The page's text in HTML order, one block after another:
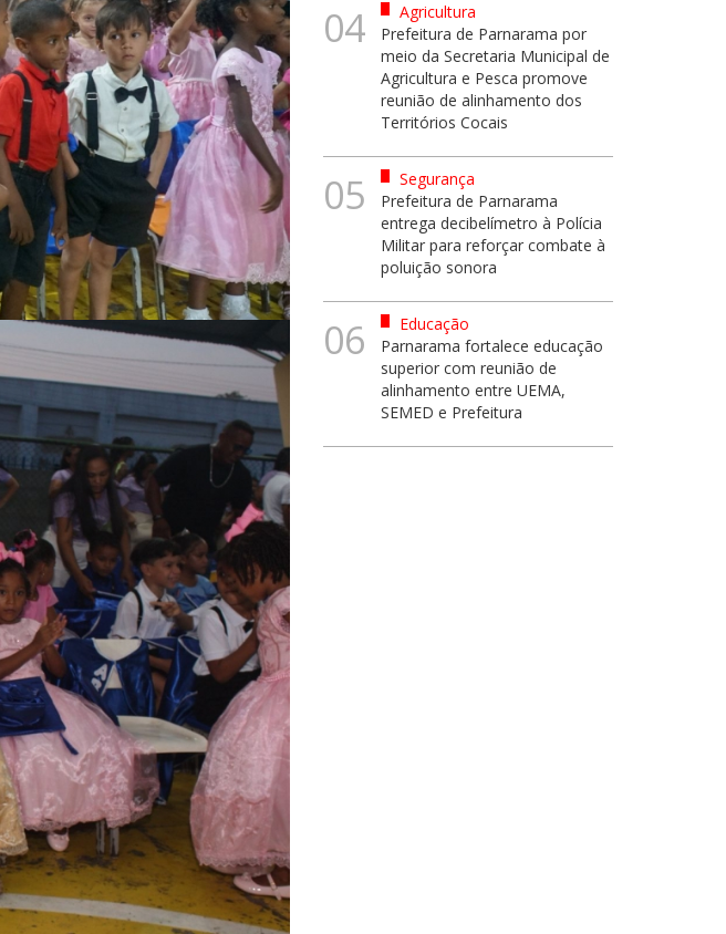
04
Agricultura
Prefeitura de Parnarama por
meio da Secretaria Municipal de
Agricultura e Pesca promove
reunião de alinhamento dos
Territórios Cocais
05
Segurança
Prefeitura de Parnarama
entrega decibelímetro à Polícia
Militar para reforçar combate à
poluição sonora
06
Educação
Parnarama fortalece educação
superior com reunião de
alinhamento entre UEMA,
SEMED e Prefeitura